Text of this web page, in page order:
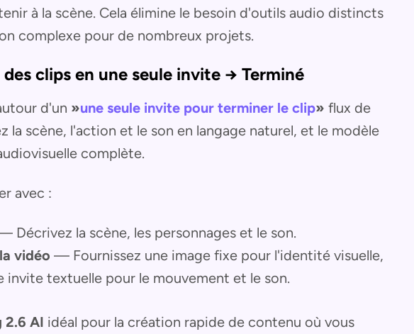
à la scène. Cela élimine le besoin d'outils audio distincts
complexe pour de nombreux projets.
clips en une seule invite → Terminé
d'un »une seule invite pour terminer le clip» flux de
la scène, l'action et le son en langage naturel, et le modèle
complète.
avec :
Décrivez la scène, les personnages et le son.
vidéo — Fournissez une image fixe pour l'identité visuelle,
invite textuelle pour le mouvement et le son.
2.6 AI idéal pour la création rapide de contenu où vous